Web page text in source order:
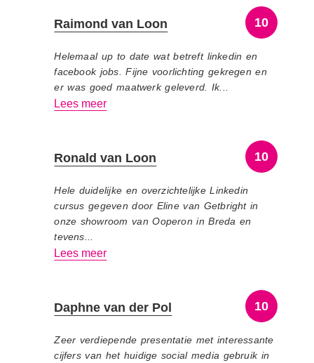
Raimond van Loon 10
Helemaal up to date wat betreft linkedin en
facebook jobs. Fijne voorlichting gekregen en
er was goed maatwerk geleverd. Ik...
Lees meer
Ronald van Loon 10
Hele duidelijke en overzichtelijke Linkedin
cursus gegeven door Eline van Getbright in
onze showroom van Ooperon in Breda en
tevens...
Lees meer
Daphne van der Pol 10
Zeer verdiepende presentatie met interessante
cijfers van het huidige social media gebruik in